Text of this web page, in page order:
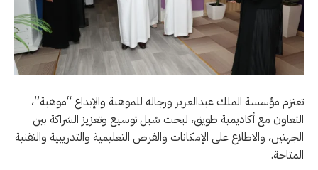
تعتزم مؤسسة الملك عبدالعزيز ورجاله للموهبة والإبداع “موهبة”،
التعاون مع أكاديمية طويق، لبحث سُبل توسيع وتعزيز الشراكة بين
الجهتين، والاطلاع على الإمكانات والفرص التعليمية والتدريبية والتقنية
المتاحة.